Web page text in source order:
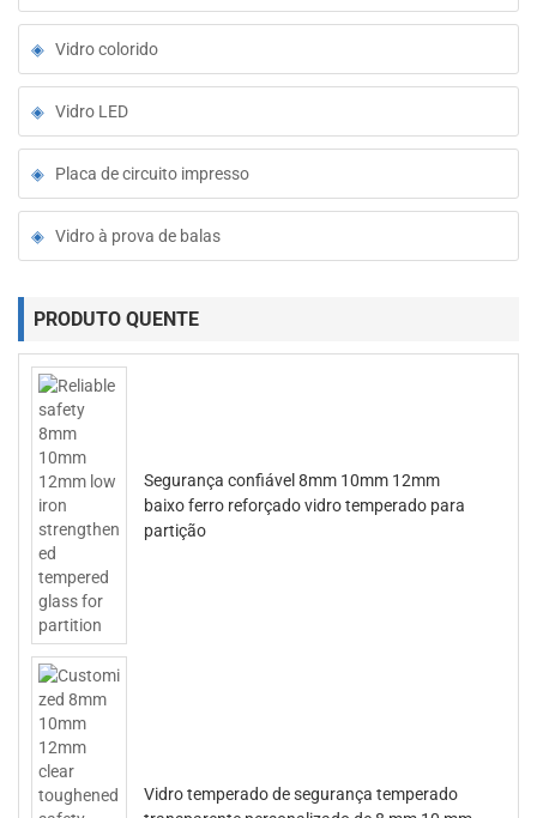
Vidro colorido
Vidro LED
Placa de circuito impresso
Vidro à prova de balas
PRODUTO QUENTE
Segurança confiável 8mm 10mm 12mm
baixo ferro reforçado vidro temperado para
partição
Vidro temperado de segurança temperado